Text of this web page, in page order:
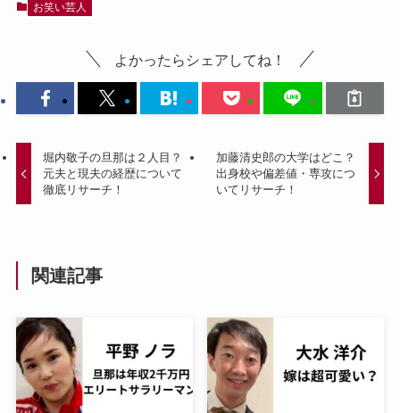
お笑い芸人
よかったらシェアしてね！
堀内敬子の旦那は２人目？
元夫と現夫の経歴について
徹底リサーチ！
加藤清史郎の大学はどこ？
出身校や偏差値・専攻につ
いてリサーチ！
関連記事